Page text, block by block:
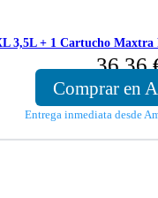
3,5L + 1 Cartucho Maxtra
36,36
Comprar en
Entrega inmediata desde